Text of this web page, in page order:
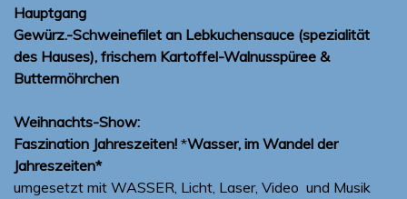
Hauptgang
Gewürz.-Schweinefilet an Lebkuchensauce (spezialität
des Hauses), frischem Kartoffel-Walnusspüree &
Buttermöhrchen
Weihnachts-Show:
Faszination Jahreszeiten! *Wasser, im Wandel der
Jahreszeiten*
umgesetzt mit WASSER, Licht, Laser, Video und Musik